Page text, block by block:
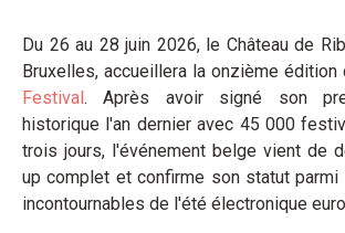
Du 26 au 28 juin 2026, le Château de
Bruxelles, accueillera la onzième édition
Festival . Après avoir signé son
historique l'an dernier avec 45 000
trois jours, l'événement belge vient de
up complet et confirme son statut
incontournables de l'été électronique